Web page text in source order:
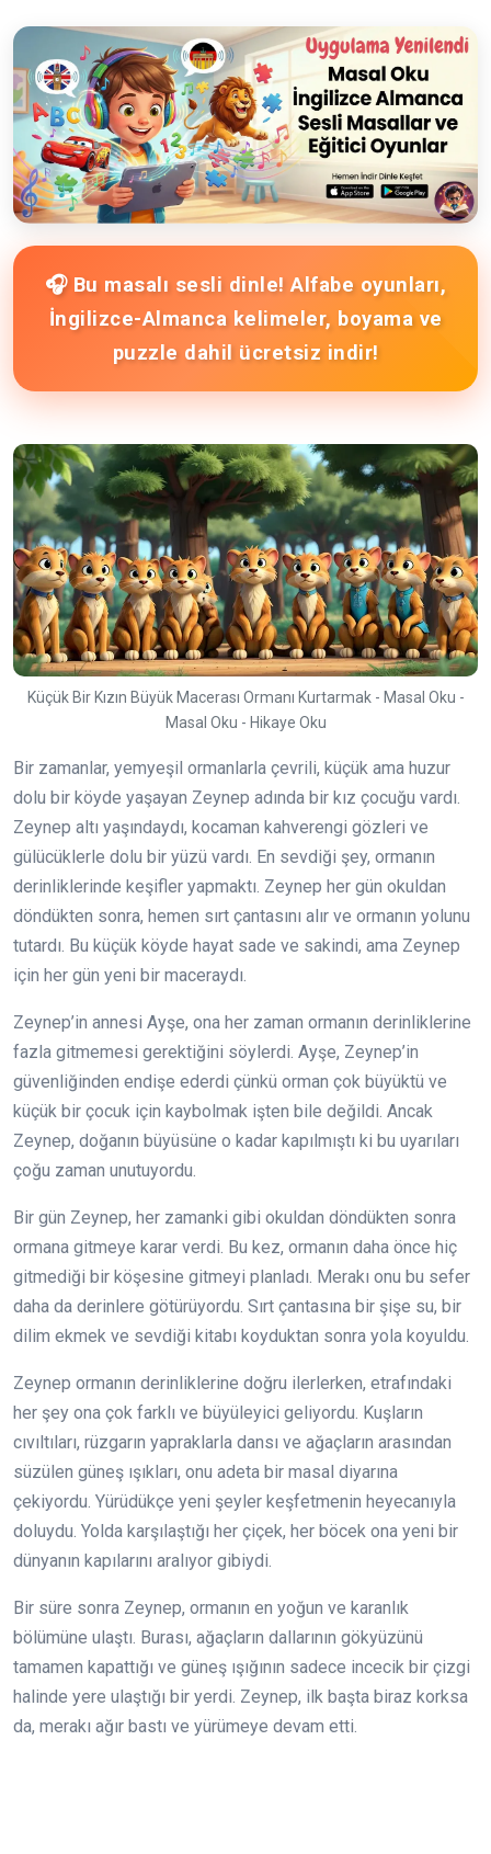
🎧 Bu masalı sesli dinle! Alfabe oyunları,
İngilizce-Almanca kelimeler, boyama ve
puzzle dahil ücretsiz indir!
Küçük Bir Kızın Büyük Macerası Ormanı Kurtarmak - Masal Oku -
Masal Oku - Hikaye Oku
Bir zamanlar, yemyeşil ormanlarla çevrili, küçük ama huzur
dolu bir köyde yaşayan Zeynep adında bir kız çocuğu vardı.
Zeynep altı yaşındaydı, kocaman kahverengi gözleri ve
gülücüklerle dolu bir yüzü vardı. En sevdiği şey, ormanın
derinliklerinde keşifler yapmaktı. Zeynep her gün okuldan
döndükten sonra, hemen sırt çantasını alır ve ormanın yolunu
tutardı. Bu küçük köyde hayat sade ve sakindi, ama Zeynep
için her gün yeni bir maceraydı.
Zeynep’in annesi Ayşe, ona her zaman ormanın derinliklerine
fazla gitmemesi gerektiğini söylerdi. Ayşe, Zeynep’in
güvenliğinden endişe ederdi çünkü orman çok büyüktü ve
küçük bir çocuk için kaybolmak işten bile değildi. Ancak
Zeynep, doğanın büyüsüne o kadar kapılmıştı ki bu uyarıları
çoğu zaman unutuyordu.
Bir gün Zeynep, her zamanki gibi okuldan döndükten sonra
ormana gitmeye karar verdi. Bu kez, ormanın daha önce hiç
gitmediği bir köşesine gitmeyi planladı. Merakı onu bu sefer
daha da derinlere götürüyordu. Sırt çantasına bir şişe su, bir
dilim ekmek ve sevdiği kitabı koyduktan sonra yola koyuldu.
Zeynep ormanın derinliklerine doğru ilerlerken, etrafındaki
her şey ona çok farklı ve büyüleyici geliyordu. Kuşların
cıvıltıları, rüzgarın yapraklarla dansı ve ağaçların arasından
süzülen güneş ışıkları, onu adeta bir masal diyarına
çekiyordu. Yürüdükçe yeni şeyler keşfetmenin heyecanıyla
doluydu. Yolda karşılaştığı her çiçek, her böcek ona yeni bir
dünyanın kapılarını aralıyor gibiydi.
Bir süre sonra Zeynep, ormanın en yoğun ve karanlık
bölümüne ulaştı. Burası, ağaçların dallarının gökyüzünü
tamamen kapattığı ve güneş ışığının sadece incecik bir çizgi
halinde yere ulaştığı bir yerdi. Zeynep, ilk başta biraz korksa
da, merakı ağır bastı ve yürümeye devam etti.